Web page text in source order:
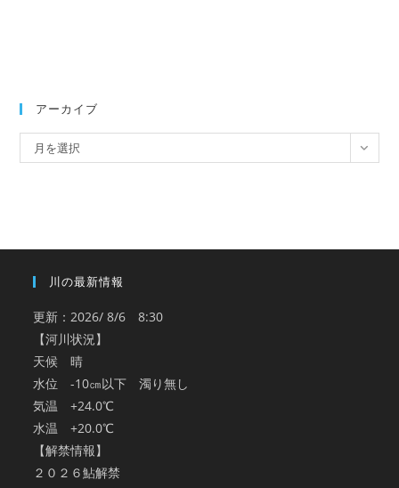
アーカイブ
ー
月を選択
川の最新情報
更新：2026/ 8/6 8:30
【河川状況】
天候 晴
水位 -10㎝以下 濁り無し
気温 +24.0℃
水温 +20.0℃
【解禁情報】
２０２６鮎解禁